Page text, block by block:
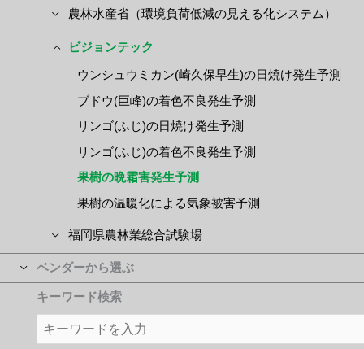
農林水産省（環境負荷低減の見える化システム）
ビジョンテック
ウンシュウミカン(崎久保早生)の日焼け発生予測
ブドウ(巨峰)の着色不良発生予測
リンゴ(ふじ)の日焼け発生予測
リンゴ(ふじ)の着色不良発生予測
果樹の晩霜害発生予測
果樹の温暖化による気象被害予測
福岡県農林業総合試験場
ベンダーから選ぶ
キーワード検索